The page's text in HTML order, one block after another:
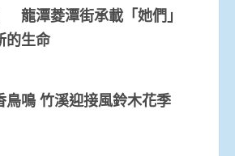
龍潭菱潭街承載「她們」
的生命
鳥鳴 竹溪迎接風鈴木花季